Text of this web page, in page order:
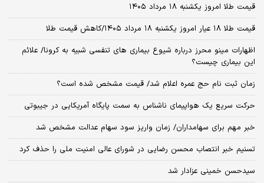
قیمت طلا امروز یکشنبه ۱۸ مرداد ۱۴۰۵
قیمت طلا ۱۸ عیار امروز یکشنبه ۱۸ مرداد ۱۴۰۵/کاهش قیمت طلا
اظهارات مینو محرز درباره شیوع بیماری‌ های تنفسی شبیه به کرونا/ علائم
این بیماری چیست؟
زمان ثبت‌ نام حج عمره اعلام شد/ قیمت مشخص شده است؟
حرکت سریع یک هواپیمای ناشناس به سمت پایگاه آمریکایی در جیبوتی
خبر مهم برای سهامداران/ زمان واریز سود سهام عدالت مشخص شد
تسنیم خبر انتصاب محسن رضایی در شورای عالی امنیت ملی را حذف کرد
سیدحسن خمینی عزادار شد